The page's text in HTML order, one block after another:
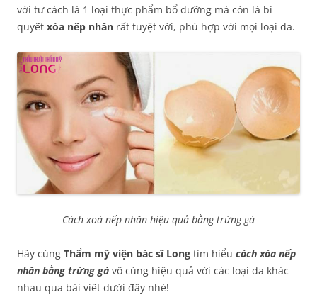
với tư cách là 1 loại thực phẩm bổ dưỡng mà còn là bí
quyết xóa nếp nhăn rất tuyệt vời, phù hợp với mọi loại da.
Cách xoá nếp nhăn hiệu quả bằng trứng gà
Hãy cùng Thẩm mỹ viện bác sĩ Long tìm hiểu cách xóa nếp
nhăn bằng trứng gà vô cùng hiệu quả với các loại da khác
nhau qua bài viết dưới đây nhé!